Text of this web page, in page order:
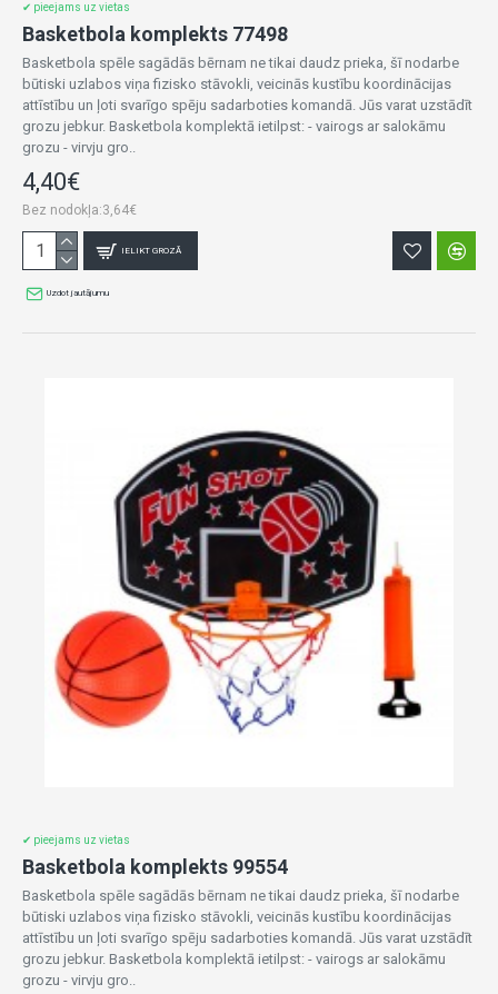
✔ pieejams uz vietas
Basketbola komplekts 77498
Basketbola spēle sagādās bērnam ne tikai daudz prieka, šī nodarbe
būtiski uzlabos viņa fizisko stāvokli, veicinās kustību koordinācijas
attīstību un ļoti svarīgo spēju sadarboties komandā. Jūs varat uzstādīt
grozu jebkur. Basketbola komplektā ietilpst: - vairogs ar salokāmu
grozu - virvju gro..
4,40€
Bez nodokļa:3,64€
IELIKT GROZĀ
Uzdot jautājumu
✔ pieejams uz vietas
Basketbola komplekts 99554
Basketbola spēle sagādās bērnam ne tikai daudz prieka, šī nodarbe
būtiski uzlabos viņa fizisko stāvokli, veicinās kustību koordinācijas
attīstību un ļoti svarīgo spēju sadarboties komandā. Jūs varat uzstādīt
grozu jebkur. Basketbola komplektā ietilpst: - vairogs ar salokāmu
grozu - virvju gro..